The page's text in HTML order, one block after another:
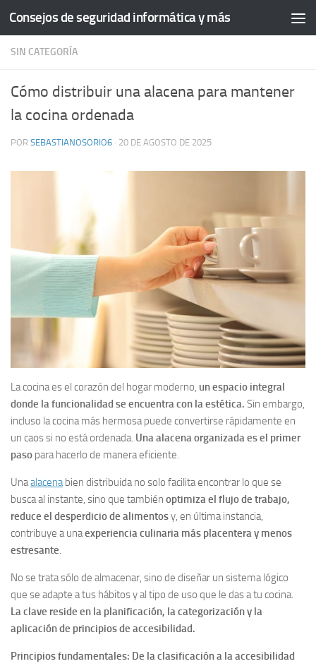
Saltar al contenido
Consejos de seguridad informática y más
SIN CATEGORÍA
Cómo distribuir una alacena para mantener
la cocina ordenada
POR SEBASTIANOSORIO6 · 20 DE AGOSTO DE 2025
La cocina es el corazón del hogar moderno, un espacio integral
donde la funcionalidad se encuentra con la estética. Sin embargo,
incluso la cocina más hermosa puede convertirse rápidamente en
un caos si no está ordenada. Una alacena organizada es el primer
paso para hacerlo de manera eficiente.
Unaalacenabien distribuida no solo facilita encontrar lo que se
busca al instante, sino que también optimiza el flujo de trabajo,
reduce el desperdicio de alimentosy, en última instancia,
contribuye a unaexperiencia culinaria más placentera y menos
estresante.
No se trata sólo de almacenar, sino de diseñar un sistema lógico
que se adapte a tus hábitos y al tipo de uso que le das a tu cocina.
La clave reside en la planificación, la categorización y la
aplicación de principios de accesibilidad.
Principios fundamentales: De la clasificación a la accesibilidad